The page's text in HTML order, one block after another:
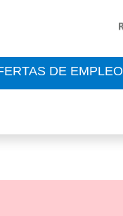
DE EMPLEO